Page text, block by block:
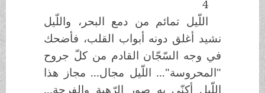
اللّيل تمائم من دمع البحر، واللّيل
نشيد أغلق دونه أبواب القلب، فأضحك
في وجه السّجّان القادم من كلّ جروح
"المحروسة"... اللّيل مجال... مجاز هذا
اللّيل أكنّي به صور الرّهبة والفرحة...